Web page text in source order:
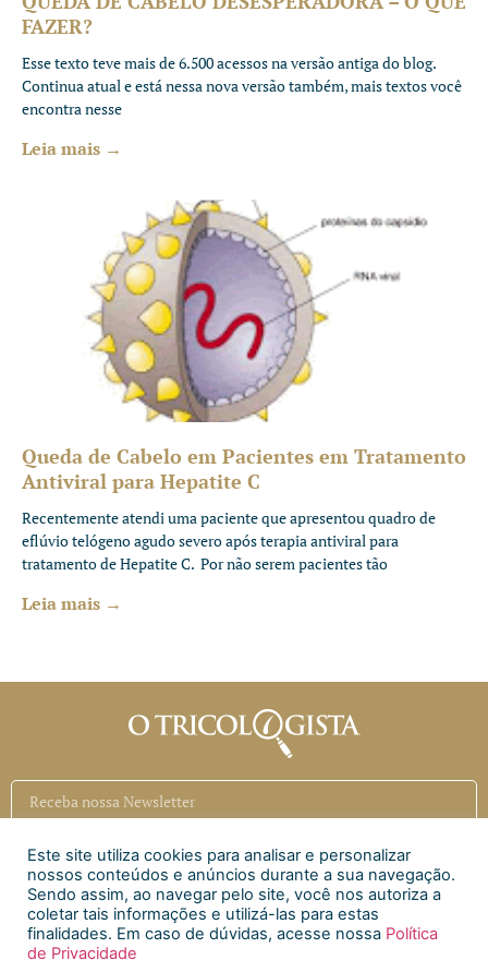
FAZER?
Esse texto teve mais de 6.500 acessos na versão antiga do blog.
Continua atual e está nessa nova versão também, mais textos você
encontra nesse
Leia mais →
Queda de Cabelo em Pacientes em Tratamento
Antiviral para Hepatite C
Recentemente atendi uma paciente que apresentou quadro de
eflúvio telógeno agudo severo após terapia antiviral para
tratamento de Hepatite C. Por não serem pacientes tão
Leia mais →
Inscrever
Siga a CAECI
Siga a Clínica Htri
Este site utiliza cookies para analisar e personalizar
nossos conteúdos e anúncios durante a sua navegação.
Sendo assim, ao navegar pelo site, você nos autoriza a
coletar tais informações e utilizá-las para estas
finalidades. Em caso de dúvidas, acesse nossa Política
de Privacidade